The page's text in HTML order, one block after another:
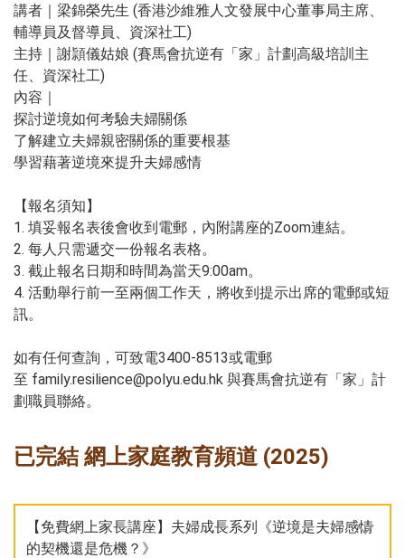
講者｜梁錦榮先生 (香港沙維雅人文發展中心董事局主席、
輔導員及督導員、資深社工)
主持｜謝頴儀姑娘 (賽馬會抗逆有「家」計劃高級培訓主
任、資深社工)
內容｜
探討逆境如何考驗夫婦關係
了解建立夫婦親密關係的重要根基
學習藉著逆境來提升夫婦感情
【報名須知】
1. 填妥報名表後會收到電郵，內附講座的Zoom連結。
2. 每人只需遞交一份報名表格。
3. 截止報名日期和時間為當天9:00am。
4. 活動舉行前一至兩個工作天，將收到提示出席的電郵或短
訊。
如有任何查詢，可致電3400-8513或電郵
至 family.resilience@polyu.edu.hk 與賽馬會抗逆有「家」計
劃職員聯絡。
已完結 網上家庭教育頻道 (2025)
【免費網上家長講座】夫婦成長系列《逆境是夫婦感情
的契機還是危機？》